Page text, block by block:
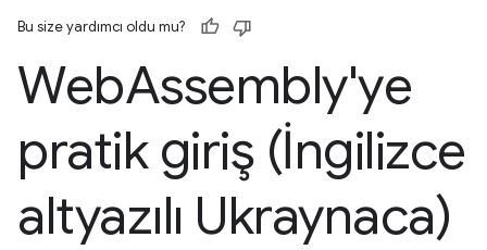
Bu size yardımcı oldu mu?
WebAssembly'ye
pratik giriş (İngilizce
altyazılı Ukraynaca)